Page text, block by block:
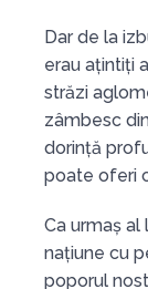
Dar de la
erau ațintiți
străzi
zâmbesc
dorință
poate oferi
Ca urmaș
națiune cu
poporul